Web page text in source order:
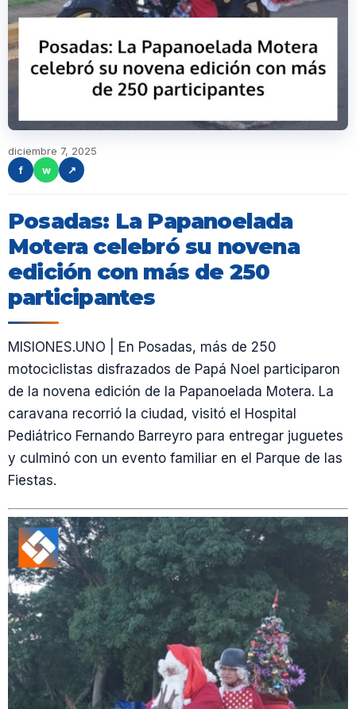
diciembre 7, 2025
f
w ↗
Posadas: La Papanoelada
Motera celebró su novena
edición con más de 250
participantes
MISIONES.UNO | En Posadas, más de 250
motociclistas disfrazados de Papá Noel participaron
de la novena edición de la Papanoelada Motera. La
caravana recorrió la ciudad, visitó el Hospital
Pediátrico Fernando Barreyro para entregar juguetes
y culminó con un evento familiar en el Parque de las
Fiestas.